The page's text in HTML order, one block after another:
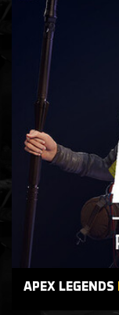
APEX LEGENDS